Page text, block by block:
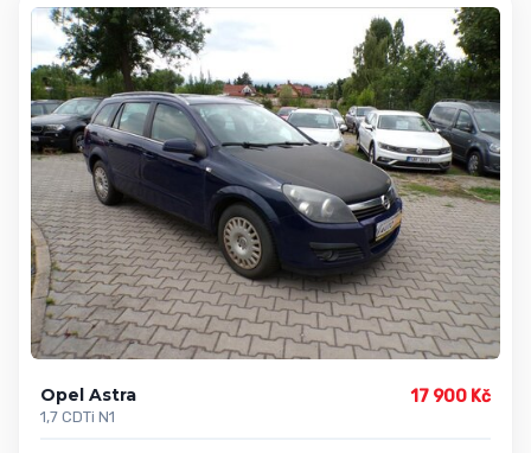
Opel Astra
1,7 CDTi N1
17 900 Kč